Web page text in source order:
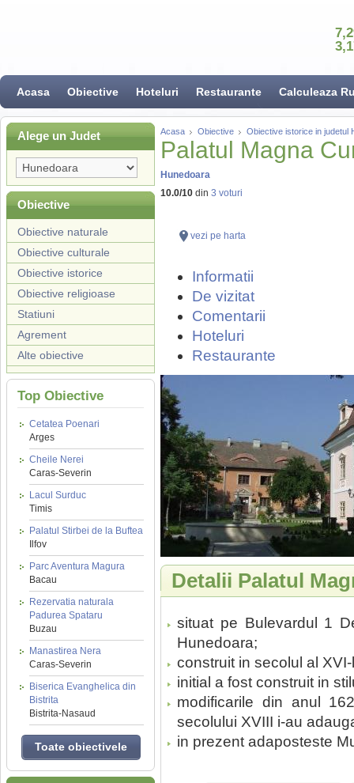
Acasa Obiective Hoteluri Restaurante Calculeaza
Alege un Judet
Obiective
Obiective naturale
Obiective culturale
Obiective istorice
Obiective religioase
Statiuni
Agrement
Alte obiective
Top Obiective
Cetatea Poenari
Arges
Cheile Nerei
Caras-Severin
Lacul Surduc
Timis
Palatul Stirbei de la Buftea
Ilfov
Parc Aventura Magura
Bacau
Rezervatia naturala
Padurea Spataru
Buzau
Manastirea Nera
Caras-Severin
Biserica Evanghelica din
Bistrita
Bistrita-Nasaud
Toate obiectivele
Acasa Obiective Obiective istorice in judetul
Palatul Magna
Hunedoara
10.0/10 din 3 voturi
vezi pe harta
Informatii
De vizitat
Comentarii
Hoteluri
Restaurante
Detalii Palatul
situat pe Bulevardul 1
Hunedoara;
construit in secolul al
initial a fost construit in
modificarile din anul
secolului XVIII i-au
in prezent adaposteste